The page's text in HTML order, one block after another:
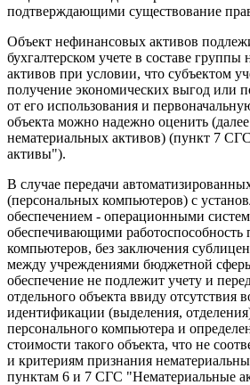
подтверждающими существование
Объект нефинансовых активов
бухгалтерском учете в составе группы
активов при условии, что субъектом
получение экономических выгод или
от его использования и
объекта можно надежно оценить
нематериальных активов) (пункт 7
активы").
В случае передачи
(персональных компьютеров) с
обеспечением - операционными
обеспечивающими работоспособность
компьютеров, без заключения
между учреждениями бюджетной
обеспечение не подлежит учету и
отдельного объекта ввиду отсутствия
идентификации (выделения,
персонального компьютера и
стоимости такого объекта, что не
и критериям признания
пунктам 6 и 7 СГС "Нематериальные